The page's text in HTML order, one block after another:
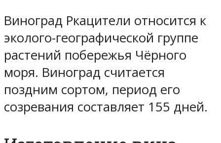
Виноград Ркацители относится к
эколого-географической группе
растений побережья Чёрного
моря. Виноград считается
поздним сортом, период его
созревания составляет 155 дней.